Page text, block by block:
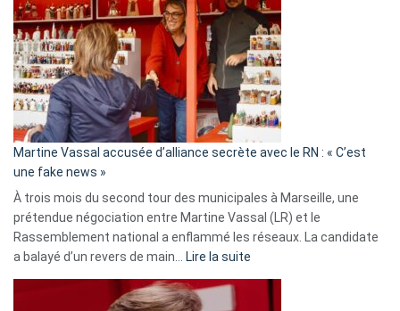
Algérie
Martine Vassal accusée d’alliance secrète avec le RN : « C’est
une fake news »
À trois mois du second tour des municipales à Marseille, une
prétendue négociation entre Martine Vassal (LR) et le
Rassemblement national a enflammé les réseaux. La candidate
a balayé d’un revers de main… Lire la suite